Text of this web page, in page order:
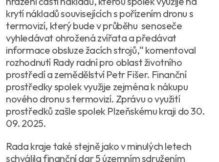
krytí nákladů souvisejících s pořízením dronu s
termovizí, který bude v průběhu senoseče
vyhledávat ohrožená zvířata a předávat
informace obsluze žacích strojů,“ komentoval
rozhodnutí Rady radní pro oblast životního
prostředí a zemědělství Petr Fišer. Finanční
prostředky spolek využije zejména k nákupu
nového dronu s termovizí. Zprávu o využití
prostředků zašle spolek Plzeňskému kraji do 30.
09. 2025.
Rada kraje také stejně jako v minulých letech
schválila finanční dar 5 územním sdružením